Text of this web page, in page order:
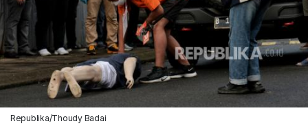
Republika/Thoudy Badai